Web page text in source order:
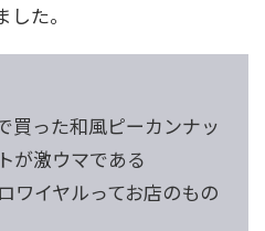
た。
買った和風ピーカンナッ
が激ウマである
ワイヤルってお店のもの